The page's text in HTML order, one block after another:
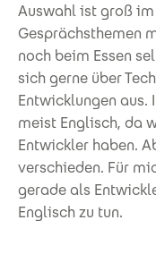
Auswahl ist groß im
Gesprächsthemen
noch beim Essen
sich gerne über
Entwicklungen aus.
meist Englisch, da
Entwickler haben.
verschieden. Für
gerade als
Englisch zu tun.